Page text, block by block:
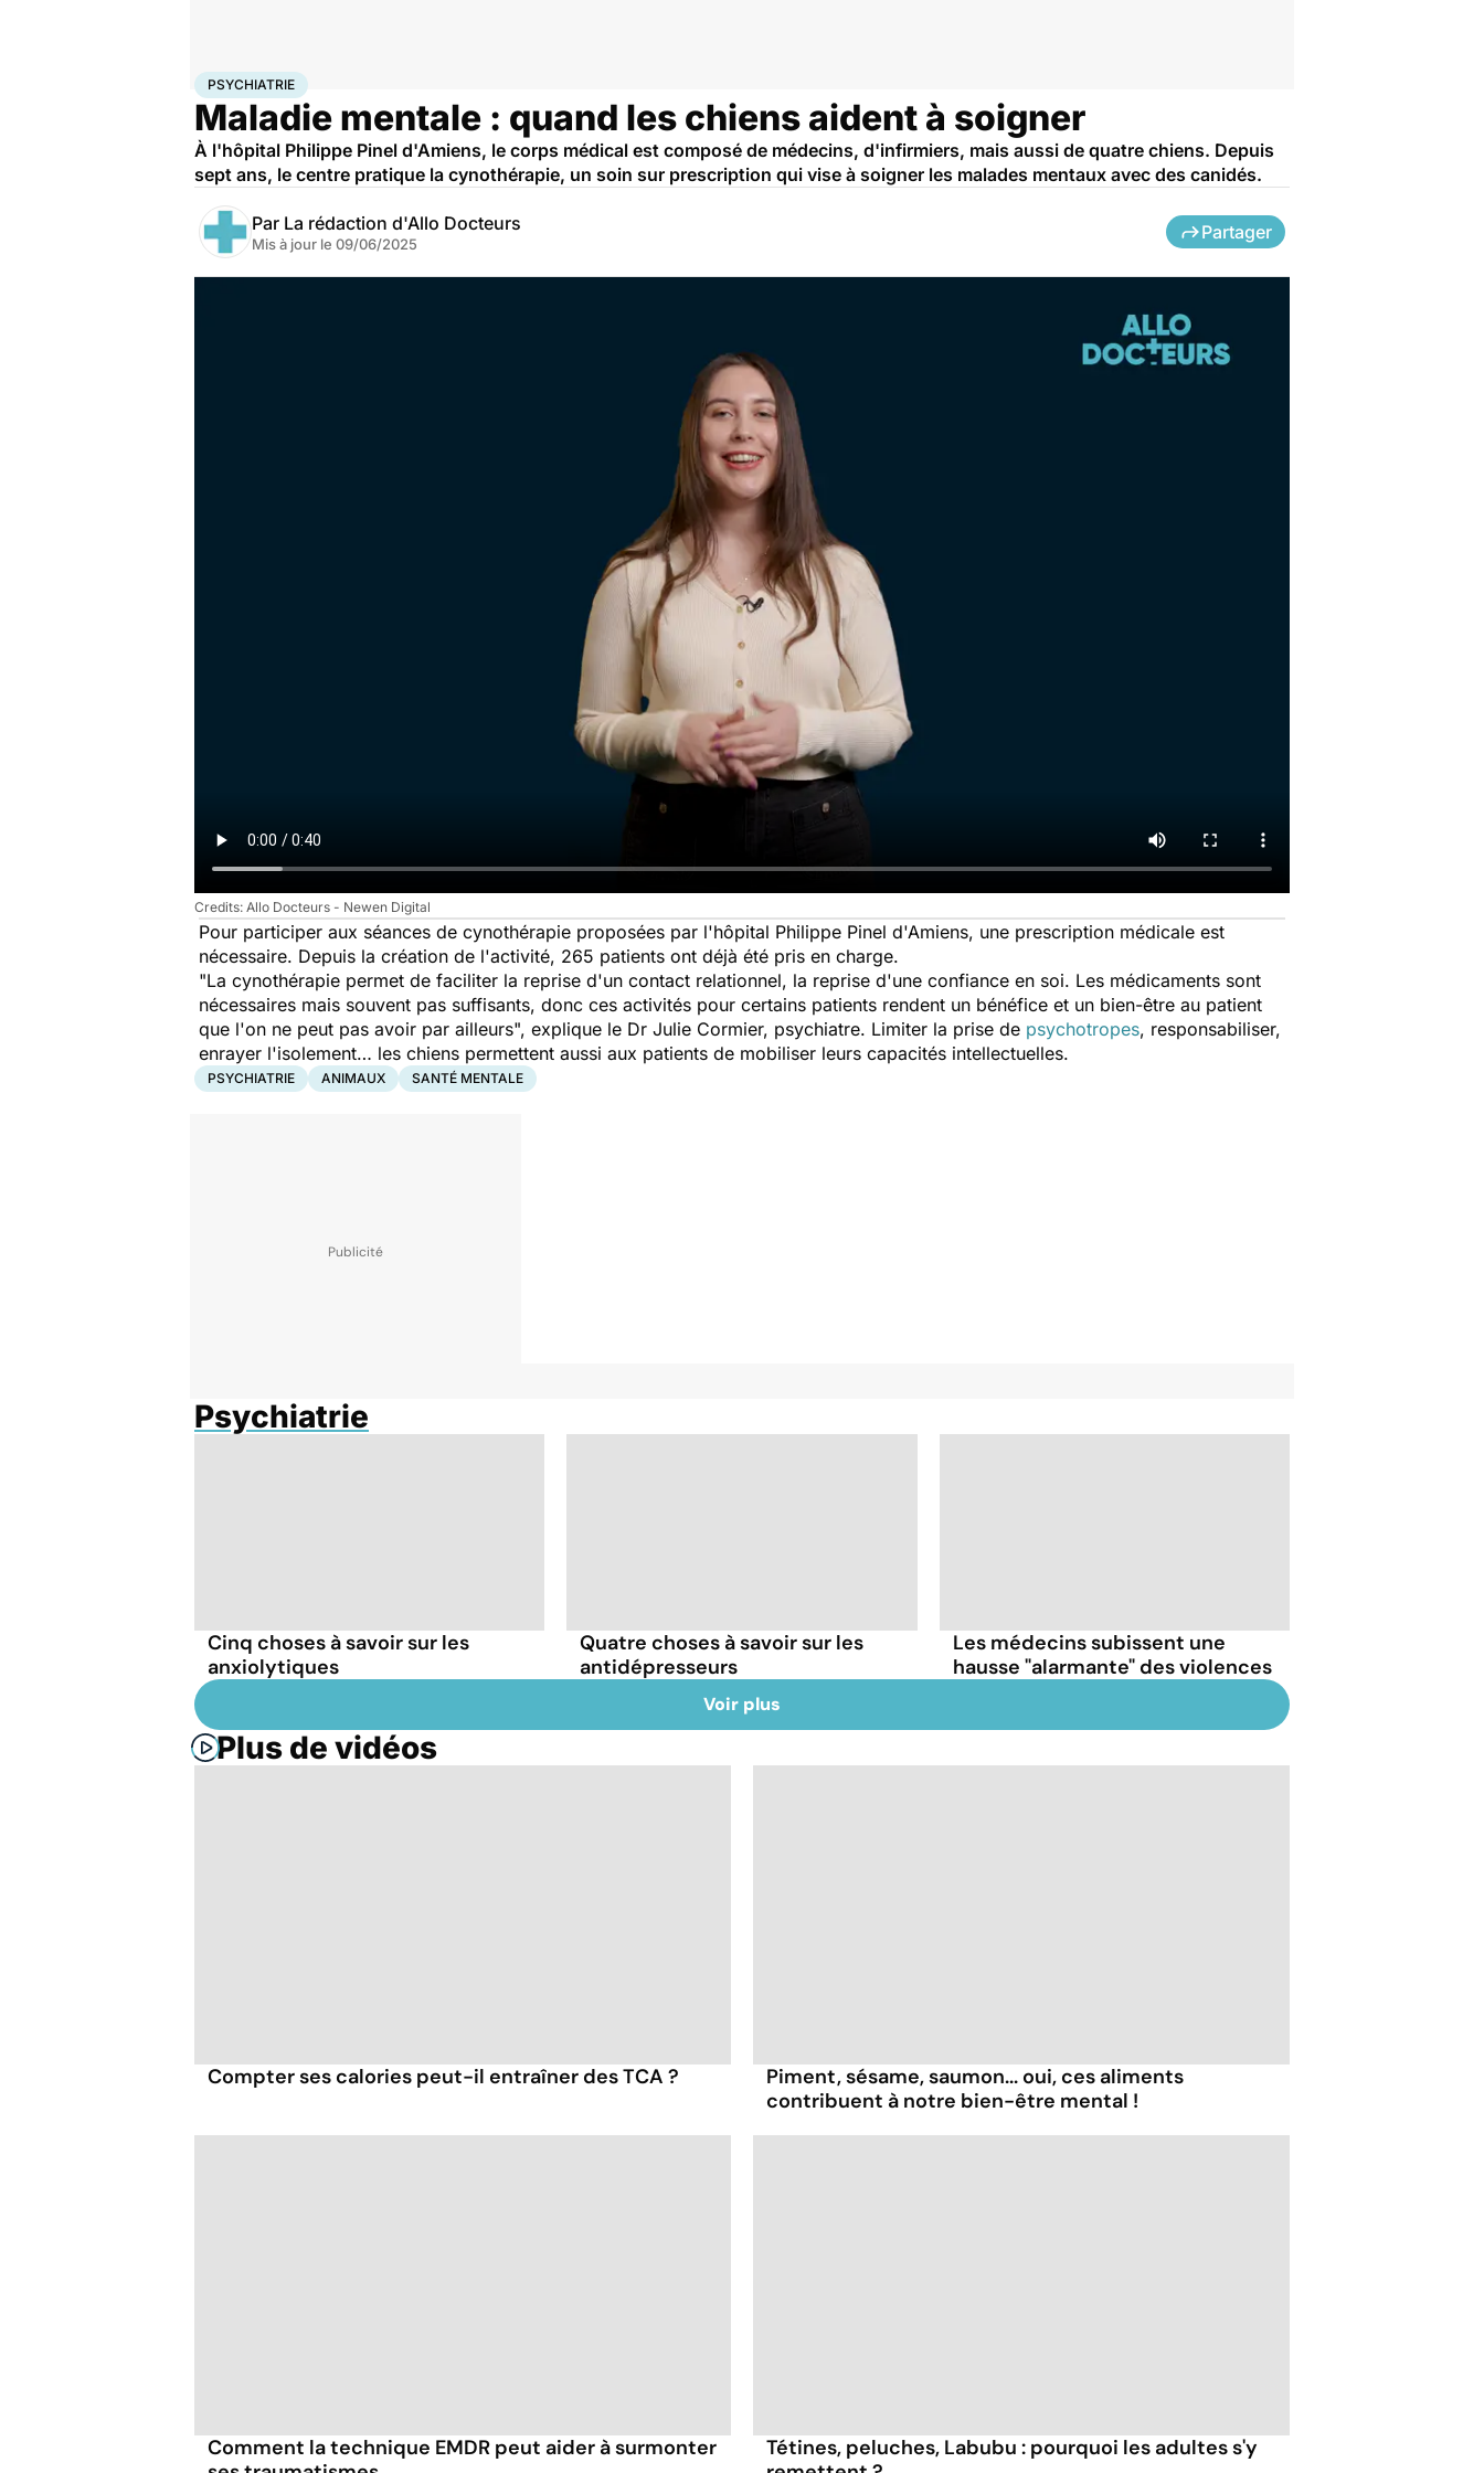
AccueilBien-être Psycho
PSYCHIATRIE
Maladie mentale : quand les chiens aident à soigner
À l'hôpital Philippe Pinel d'Amiens, le corps médical est composé de médecins, d'infirmiers, mais aussi de quatre chiens. Depuis
sept ans, le centre pratique la cynothérapie, un soin sur prescription qui vise à soigner les malades mentaux avec des canidés.
Par La rédaction d'Allo Docteurs
Mis à jour le 09/06/2025
Partager
Allo Docteurs - Newen Digital
Pour participer aux séances de cynothérapie proposées par l'hôpital Philippe Pinel d'Amiens, une prescription médicale est
nécessaire. Depuis la création de l'activité, 265 patients ont déjà été pris en charge.
"La cynothérapie permet de faciliter la reprise d'un contact relationnel, la reprise d'une confiance en soi. Les médicaments sont
nécessaires mais souvent pas suffisants, donc ces activités pour certains patients rendent un bénéfice et un bien-être au patient
que l'on ne peut pas avoir par ailleurs", explique le Dr Julie Cormier, psychiatre. Limiter la prise de psychotropes, responsabiliser,
enrayer l'isolement… les chiens permettent aussi aux patients de mobiliser leurs capacités intellectuelles.
PSYCHIATRIE ANIMAUX SANTÉ MENTALE
Psychiatrie
Cinq choses à savoir sur les
anxiolytiques
Quatre choses à savoir sur les
antidépresseurs
Les médecins subissent une
hausse "alarmante" des violences
Voir plus
Plus de vidéos
Compter ses calories peut-il entraîner des TCA ?
Piment, sésame, saumon... oui, ces aliments
contribuent à notre bien-être mental !
Comment la technique EMDR peut aider à surmonter
Tétines, peluches, Labubu : pourquoi les adultes s'y